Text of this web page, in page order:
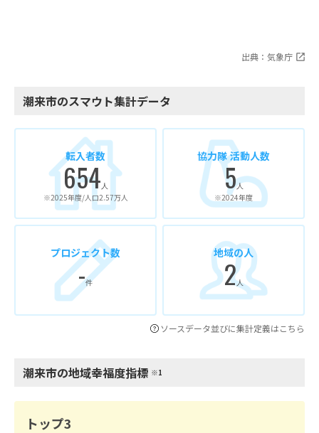
出典：気象庁
潮来市のスマウト集計データ
転入者数
654 人
※2025年度/人口2.57万人
協力隊 活動人数
5人
※2024年度
プロジェクト数
-件
地域の人
2人
ソースデータ並びに集計定義はこちら
潮来市の地域幸福度指標 ※1
トップ3